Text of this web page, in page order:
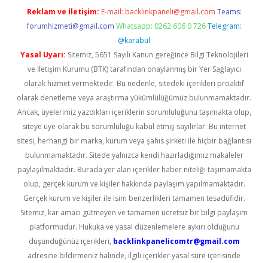
Reklam ve İletişim: E-mail: backlinkpaneli@gmail.com Teams:
forumhizmeti@gmail.com Whatsapp: 0262 606 0 726 Telegram:
@karabul
Yasal Uyarı: Sitemiz, 5651 Sayılı Kanun gereğince Bilgi Teknolojileri
ve İletişim Kurumu (BTK) tarafından onaylanmış bir Yer Sağlayıcı
olarak hizmet vermektedir. Bu nedenle, sitedeki içerikleri proaktif
olarak denetleme veya araştırma yükümlülüğümüz bulunmamaktadır.
Ancak, üyelerimiz yazdıkları içeriklerin sorumluluğunu taşımakta olup,
siteye üye olarak bu sorumluluğu kabul etmiş sayılırlar. Bu internet
sitesi, herhangi bir marka, kurum veya şahıs şirketi ile hiçbir bağlantısı
bulunmamaktadır. Sitede yalnızca kendi hazırladığımız makaleler
paylaşılmaktadır. Burada yer alan içerikler haber niteliği taşımamakta
olup, gerçek kurum ve kişiler hakkında paylaşım yapılmamaktadır.
Gerçek kurum ve kişiler ile isim benzerlikleri tamamen tesadüfidir.
Sitemiz, kar amacı gütmeyen ve tamamen ücretsiz bir bilgi paylaşım
platformudur. Hukuka ve yasal düzenlemelere aykırı olduğunu
düşündüğünüz içerikleri, backlinkpanelicomtr@gmail.com
adresine bildirmeniz halinde, ilgili içerikler yasal süre içerisinde